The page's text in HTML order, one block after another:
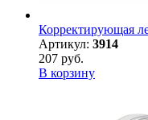
Корректирующая
Артикул: 3914
207 руб.
В корзину